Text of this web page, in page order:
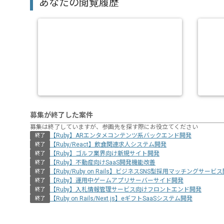
あなたの閲覧履歴
募集が終了した案件
募集は終了していますが、参画先を探す際にお役立てください
終了 【Ruby】ARエンタメコンテンツ系バックエンド開発
終了 【Ruby/React】飲食関連求人システム開発
終了 【Ruby】ゴルフ業界向け新規サイト開発
終了 【Ruby】不動産向けSaaS開発機能改善
終了 【Ruby/Ruby on Rails】ビジネスSNS型採用マッチングサービス
終了 【Ruby】運用中ゲームアプリサーバーサイド開発
終了 【Ruby】入札情報管理サービス向けフロントエンド開発
終了 【Ruby on Rails/Next.js】eギフトSaaSシステム開発